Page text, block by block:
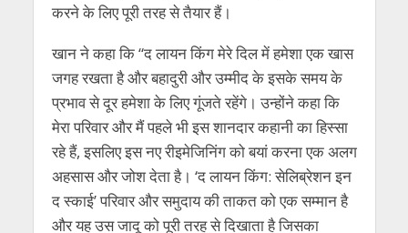
करने के लिए पूरी तरह से तैयार हैं।
खान ने कहा कि “द लायन किंग मेरे दिल में हमेशा एक खास
जगह रखता है और बहादुरी और उम्मीद के इसके समय के
प्रभाव से दूर हमेशा के लिए गूंजते रहेंगे। उन्होंने कहा कि
मेरा परिवार और मैं पहले भी इस शानदार कहानी का हिस्सा
रहे हैं, इसलिए इस नए रीइमेजिनिंग को बयां करना एक अलग
अहसास और जोश देता है। ‘द लायन किंग: सेलिब्रेशन इन
द स्काई’ परिवार और समुदाय की ताकत को एक सम्मान है
और यह उस जादू को पूरी तरह से दिखाता है जिसका